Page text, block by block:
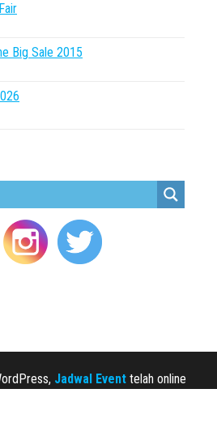
Big Sale 2015
Jadwal Event telah online